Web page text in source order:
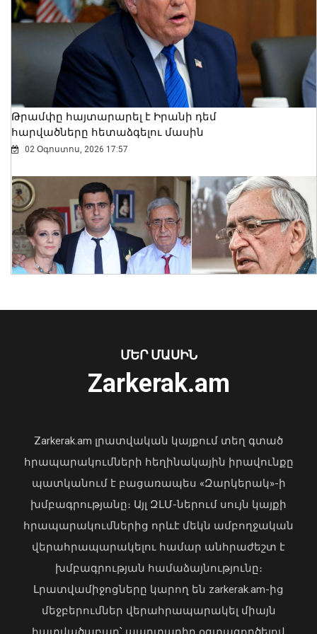
07 Օգոստոս, 2026 10:37
Վայոց ձորի մարզում հրազենի
գործադրմամբ հանցագործություններ
չեն գրանցվել. ՆԳ նախարարն
Որքան է էլեկտրական շարժիչով
տրանսպորտային միջոցների
մաքսատուրքի արտոնության
քվոտայի մնացորդը օգոստոսի 6-ի
դրությամբ
07 Օգոստոս, 2026 10:33
Թրամփը հայտարարել է Իրանի դեմ
հարվածները հետաձգելու մասին
02 Օգոստոս, 2026 17:57
«Պարտվեցինք դաժան հիվանդության
04 Օգոստոս, 2026 19:12
ՄԵՐ ՄԱՍԻՆ
Zarkerak.am
Zarkerak.am լրատվական կայքում տեղ գտած
հրապարակումների հեղինակային իրավունքը
պատկանում է բացառապես «Զարկերակ»-ի
խմբագրությանը։ Այլ ԶԼՄ-ներում սույն կայքի
հրապարակումներից որևէ մեկն ամբողջական
վերահրապարակելու համար անհրաժեշտ է
խմբագրության համաձայնությունը։
Լրատվամիջոցները կարող են zarkerak.am-ից
մեջբերումներ վերահրապարակել միայն